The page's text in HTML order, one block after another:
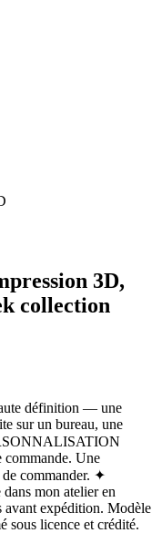
3D,
collection
définition — une
sur un bureau, une
Une
commander. ✦
mon atelier en
expédition. Modèle
sous licence et crédité.